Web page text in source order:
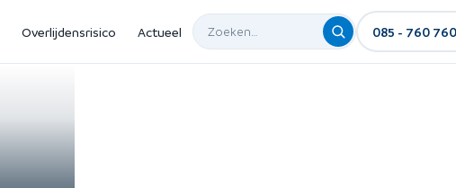
Overlijdensrisico Actueel 085 - 760